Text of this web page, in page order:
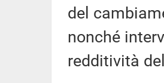
del
nonché
redditività